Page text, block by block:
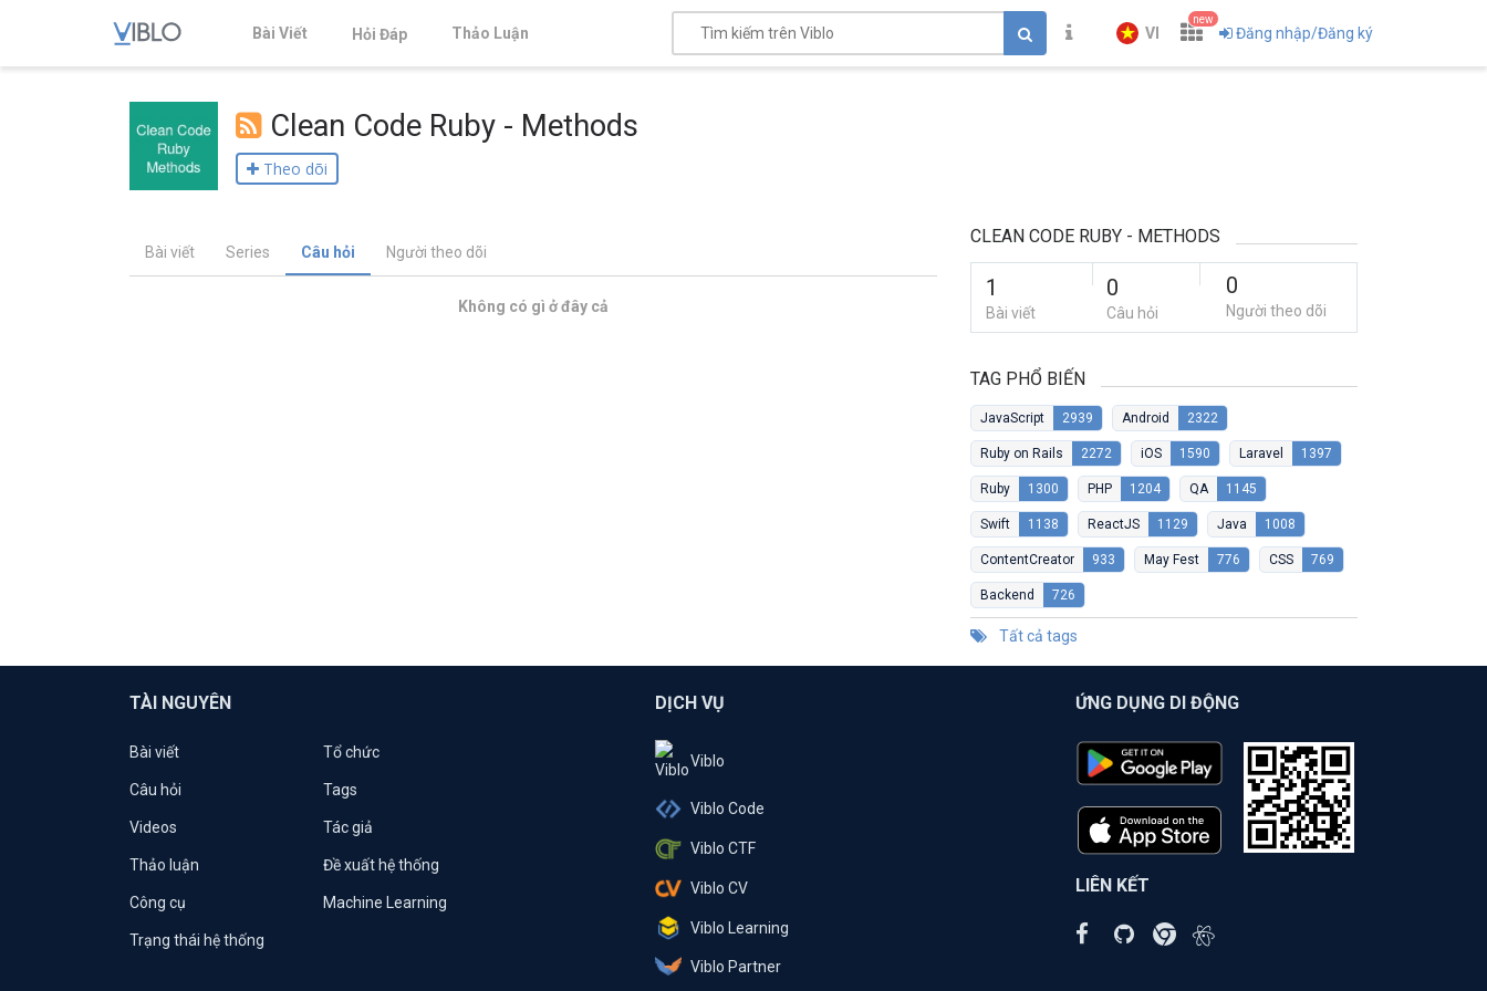
Bài Viết Hỏi Đáp Thảo Luận VI
new
Đăng nhập/Đăng ký
Clean Code Ruby - Methods
Theo dõi
Bài viết Series Câu hỏi Người theo dõi
Không có gì ở đây cả
CLEAN CODE RUBY - METHODS
1
Bài viết
0
Câu hỏi
0
Người theo dõi
TAG PHỔ BIẾN
JavaScript 2939 Android 2322
Ruby on Rails 2272 iOS 1590 Laravel 1397
Ruby 1300 PHP 1204 QA 1145
Swift 1138 ReactJS 1129 Java 1008
ContentCreator 933 May Fest 776 CSS 769
Backend 726
Tất cả tags
TÀI NGUYÊN
Bài viết Tổ chức
Câu hỏi Tags
Videos Tác giả
Thảo luận Đề xuất hệ thống
Công cụ Machine Learning
Trạng thái hệ thống
DỊCH VỤ
Viblo
Viblo Code
Viblo CTF
Viblo CV
Viblo Learning
Viblo Partner
ỨNG DỤNG DI ĐỘNG
LIÊN KẾT